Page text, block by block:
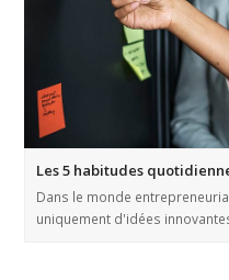
Les 5 habitudes
Dans le monde
uniquement d'idées